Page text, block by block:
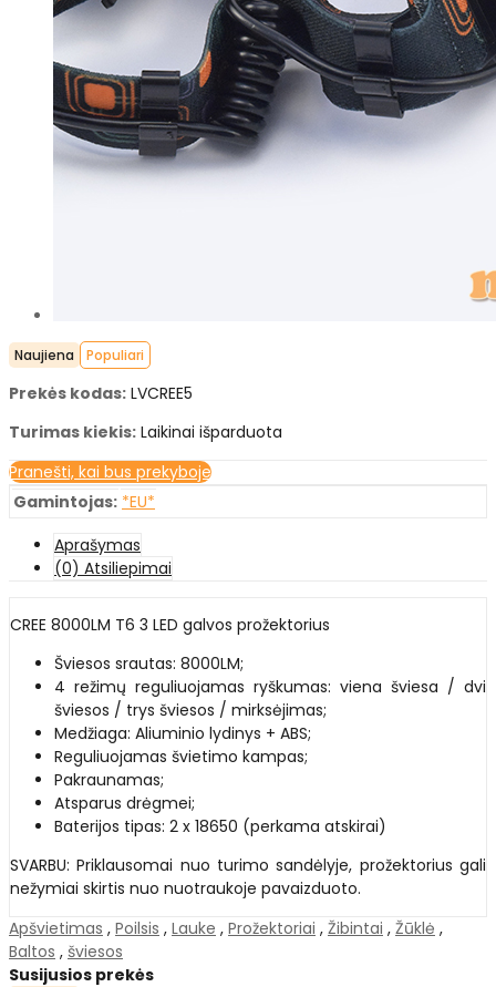
Naujiena Populiari
Prekės kodas: LVCREE5
Turimas kiekis: Laikinai išparduota
Pranešti, kai bus prekyboje
Gamintojas: *EU*
Aprašymas
(0) Atsiliepimai
CREE 8000LM T6 3 LED galvos prožektorius
Šviesos srautas: 8000LM;
4 režimų reguliuojamas ryškumas: viena šviesa / dvi
šviesos / trys šviesos / mirksėjimas;
Medžiaga: Aliuminio lydinys + ABS;
Reguliuojamas švietimo kampas;
Pakraunamas;
Atsparus drėgmei;
Baterijos tipas: 2 x 18650 (perkama atskirai)
SVARBU: Priklausomai nuo turimo sandėlyje, prožektorius gali
nežymiai skirtis nuo nuotraukoje pavaizduoto.
Apšvietimas , Poilsis , Lauke , Prožektoriai , Žibintai , Žūklė ,
Baltos , šviesos
Susijusios prekės